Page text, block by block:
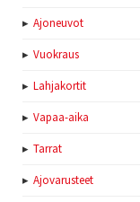
Ajoneuvot
Vuokraus
Lahjakortit
Vapaa-aika
Tarrat
Ajovarusteet